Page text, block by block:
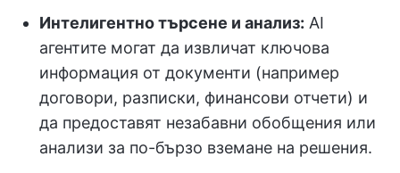
Интелигентно търсене и анализ: AI
агентите могат да извличат ключова
информация от документи (например
договори, разписки, финансови отчети) и
да предоставят незабавни обобщения или
анализи за по-бързо вземане на решения.